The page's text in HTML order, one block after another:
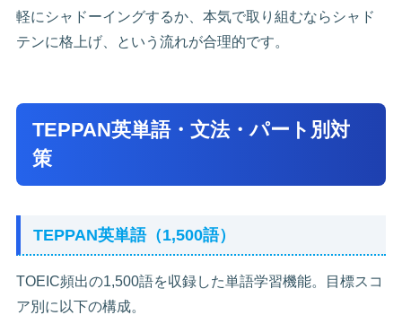
軽にシャドーイングするか、本気で取り組むならシャド
テンに格上げ、という流れが合理的です。
TEPPAN英単語・文法・パート別対
策
TEPPAN英単語（1,500語）
TOEIC頻出の1,500語を収録した単語学習機能。目標スコ
ア別に以下の構成。